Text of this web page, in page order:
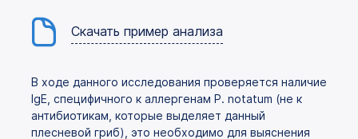
Скачать пример анализа
В ходе данного исследования проверяется наличие
IgE, специфичного к аллергенам P. notatum (не к
антибиотикам, которые выделяет данный
плесневой гриб), это необходимо для выяснения